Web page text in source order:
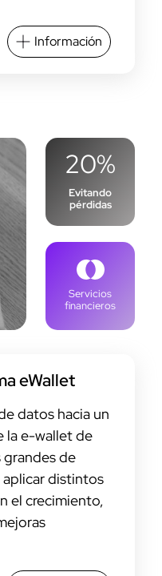
Información
20%
Evitando
pérdidas
Servicios
financieros
eWallet
datos hacia un
la e-wallet de
grandes de
aplicar distintos
el crecimiento,